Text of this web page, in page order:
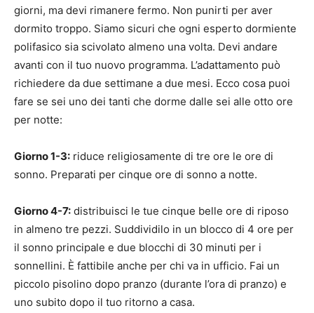
giorni, ma devi rimanere fermo. Non punirti per aver
dormito troppo. Siamo sicuri che ogni esperto dormiente
polifasico sia scivolato almeno una volta. Devi andare
avanti con il tuo nuovo programma. L’adattamento può
richiedere da due settimane a due mesi. Ecco cosa puoi
fare se sei uno dei tanti che dorme dalle sei alle otto ore
per notte:
Giorno 1-3: riduce religiosamente di tre ore le ore di
sonno. Preparati per cinque ore di sonno a notte.
Giorno 4-7: distribuisci le tue cinque belle ore di riposo
in almeno tre pezzi. Suddividilo in un blocco di 4 ore per
il sonno principale e due blocchi di 30 minuti per i
sonnellini. È fattibile anche per chi va in ufficio. Fai un
piccolo pisolino dopo pranzo (durante l’ora di pranzo) e
uno subito dopo il tuo ritorno a casa.